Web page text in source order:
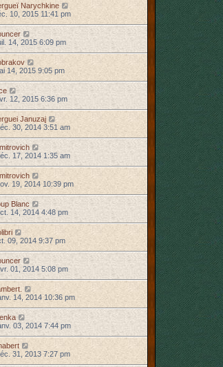
Narychkine
10, 2015 11:41 pm
14, 2015 6:09 pm
14, 2015 9:05 pm
12, 2015 6:36 pm
Januzaj
30, 2014 3:51 am
17, 2014 1:35 am
19, 2014 10:39 pm
Blanc
14, 2014 4:48 pm
09, 2014 9:37 pm
01, 2014 5:08 pm
14, 2014 10:36 pm
03, 2014 7:44 pm
31, 2013 7:27 pm